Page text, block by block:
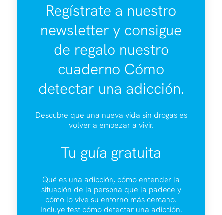
Regístrate a nuestro
newsletter y consigue
de regalo nuestro
cuaderno Cómo
detectar una adicción.
Descubre que una nueva vida sin drogas es
volver a empezar a vivir.
Tu guía gratuita
Qué es una adicción, cómo entender la
situación de la persona que la padece y
cómo lo vive su entorno más cercano.
Incluye test cómo detectar una adicción.